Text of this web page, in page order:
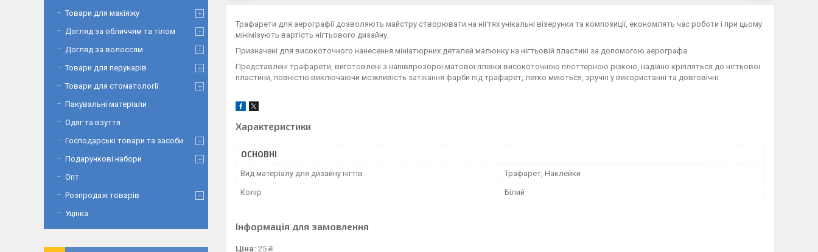
Трафарети для аерографії дозволяють майстру створювати на нігтях унікальні візерунки та композиції, економлять час роботи і при цьому
мінімізують вартість нігтьового дизайну.
Призначені для високоточного нанесення мініатюрних деталей малюнку на нігтьовій пластині за допомогою аерографа.
Представлені трафарети, виготовлені з напівпрозорої матової плівки високоточною плоттерною різкою, надійно кріпляться до нігтьової
пластини, повністю виключаючи можливість затікання фарби під трафарет, легко миються, зручні у використанні та довговічні.
Характеристики
ОСНОВНІ
Вид матеріалу для дизайну нігтів Трафарет, Наклейки
Колір Білий
Інформація для замовлення
Ціна: 25 ₴
Товари для макіяжу
Догляд за обличчям та тілом
Догляд за волоссям
Товари для перукарів
Товари для стоматології
Пакувальні матеріали
Одяг та взуття
Господарські товари та засоби
Подарункові набори
Опт
Розпродаж товарів
Уцінка